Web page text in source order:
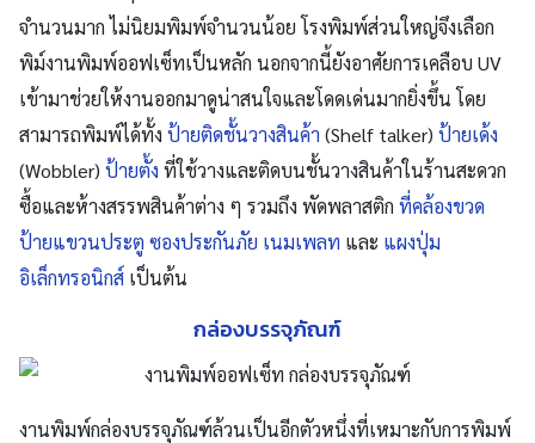
จำนวนมาก ไม่นิยมพิมพ์จำนวนน้อย โรงพิมพ์ส่วนใหญ่จึงเลือก
พิม์งานพิมพ์ออฟเซ็ทเป็นหลัก นอกจากนี้ยังอาศัยการเคลือบ UV
เข้ามาช่วยให้งานออกมาดูน่าสนใจและโดดเด่นมากยิ่งขึ้น โดย
สามารถพิมพ์ได้ทั้ง ป้ายติดชั้นวางสินค้า (Shelf talker) ป้ายเด้ง
(Wobbler) ป้ายตั้ง ที่ใช้วางและติดบนชั้นวางสินค้าในร้านสะดวก
ซื้อและห้างสรรพสินค้าต่าง ๆ รวมถึง พัดพลาสติก ที่คล้องขวด
ป้ายแขวนประตู ซองประกันภัย เนมเพลท และ แผงปุ่ม
อิเล็กทรอนิกส์ เป็นต้น
กล่องบรรจุภัณฑ์
งานพิมพ์กล่องบรรจุภัณฑ์ล้วนเป็นอีกตัวหนึ่งที่เหมาะกับการพิมพ์